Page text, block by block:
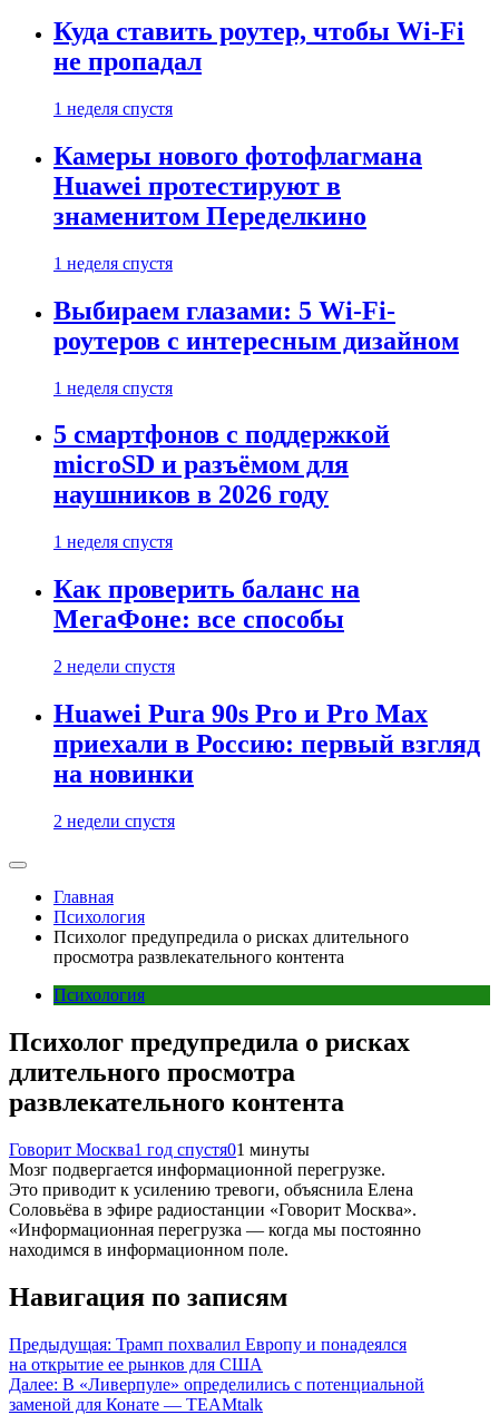
Куда ставить роутер, чтобы Wi-Fi
не пропадал
1 неделя спустя
Камеры нового фотофлагмана
Huawei протестируют в
знаменитом Переделкино
1 неделя спустя
Выбираем глазами: 5 Wi-Fi-
роутеров с интересным дизайном
1 неделя спустя
5 смартфонов с поддержкой
microSD и разъёмом для
наушников в 2026 году
1 неделя спустя
Как проверить баланс на
МегаФоне: все способы
2 недели спустя
Huawei Pura 90s Pro и Pro Max
приехали в Россию: первый взгляд
на новинки
2 недели спустя
Главная
Психология
Психолог предупредила о рисках длительного
просмотра развлекательного контента
Психология
Психолог предупредила о рисках
длительного просмотра
развлекательного контента
Говорит Москва1 год спустя01 минуты
Мозг подвергается информационной перегрузке.
Это приводит к усилению тревоги, объяснила Елена
Соловьёва в эфире радиостанции «Говорит Москва».
«Информационная перегрузка — когда мы постоянно
находимся в информационном поле.
Навигация по записям
Предыдущая: Трамп похвалил Европу и понадеялся
на открытие ее рынков для США
Далее: В «Ливерпуле» определились с потенциальной
заменой для Конате — TEAMtalk